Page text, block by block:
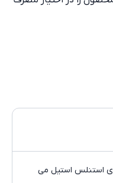
گروه های استنلس استیل می